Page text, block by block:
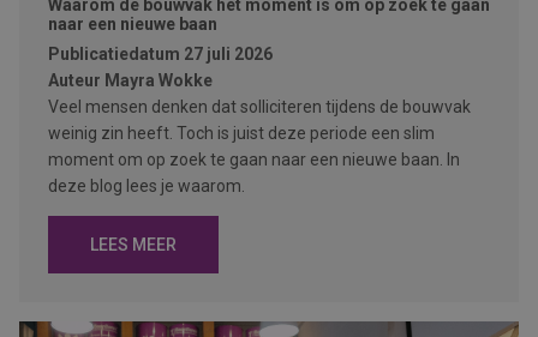
Waarom de bouwvak hét moment is om op zoek te gaan
naar een nieuwe baan
Publicatiedatum 27 juli 2026
Auteur Mayra Wokke
Veel mensen denken dat solliciteren tijdens de bouwvak
weinig zin heeft. Toch is juist deze periode een slim
moment om op zoek te gaan naar een nieuwe baan. In
deze blog lees je waarom.
LEES MEER